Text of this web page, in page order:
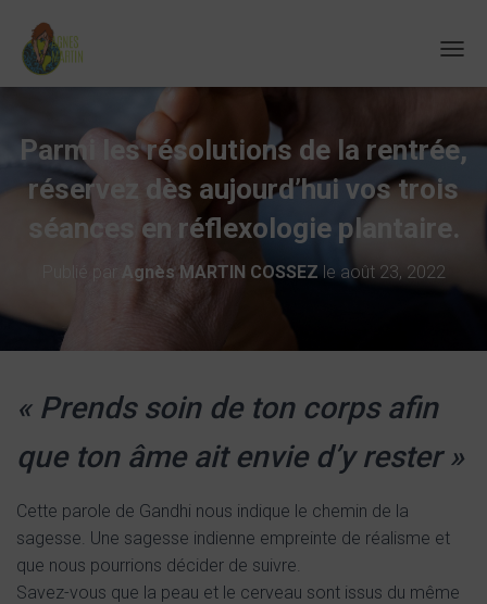
É
I
R
A
A
Parmi les résolutions de la rentrée,
réservez dès aujourd’hui vos trois
séances en réflexologie plantaire.
Publié par Agnès MARTIN COSSEZ le août 23, 2022
« Prends soin de ton corps afin
que ton âme ait envie d’y rester »
Cette parole de Gandhi nous indique le chemin de la
sagesse. Une sagesse indienne empreinte de réalisme et
que nous pourrions décider de suivre.
Savez-vous que la peau et le cerveau sont issus du même